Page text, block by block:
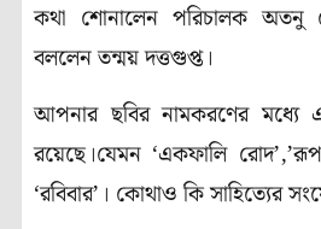
কথা শোনালেন পরিচালক অতনু
বললেন তন্ময় দত্তগুপ্ত।
আপনার ছবির নামকরণের মধ্যে
রয়েছে।যেমন ‘একফালি
‘রবিবার’। কোথাও কি সাহিত্যের